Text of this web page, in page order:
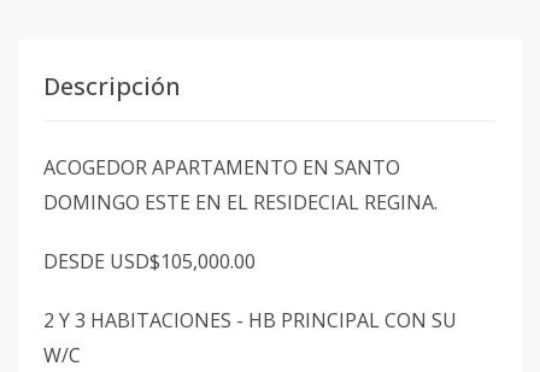
Descripción
ACOGEDOR APARTAMENTO EN SANTO
DOMINGO ESTE EN EL RESIDECIAL REGINA.
DESDE USD$105,000.00
2 Y 3 HABITACIONES - HB PRINCIPAL CON SU
W/C